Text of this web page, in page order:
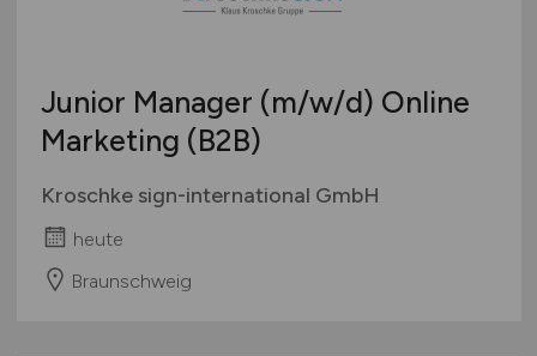
Junior Manager (m/w/d) Online
Marketing (B2B)
Kroschke sign-international GmbH
heute
Braunschweig